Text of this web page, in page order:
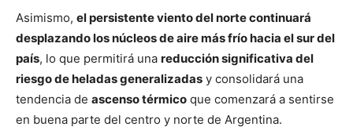
Asimismo, el persistente viento del norte continuará
desplazando los núcleos de aire más frío hacia el sur del
país, lo que permitirá una reducción significativa del
riesgo de heladas generalizadas y consolidará una
tendencia de ascenso térmico que comenzará a sentirse
en buena parte del centro y norte de Argentina.